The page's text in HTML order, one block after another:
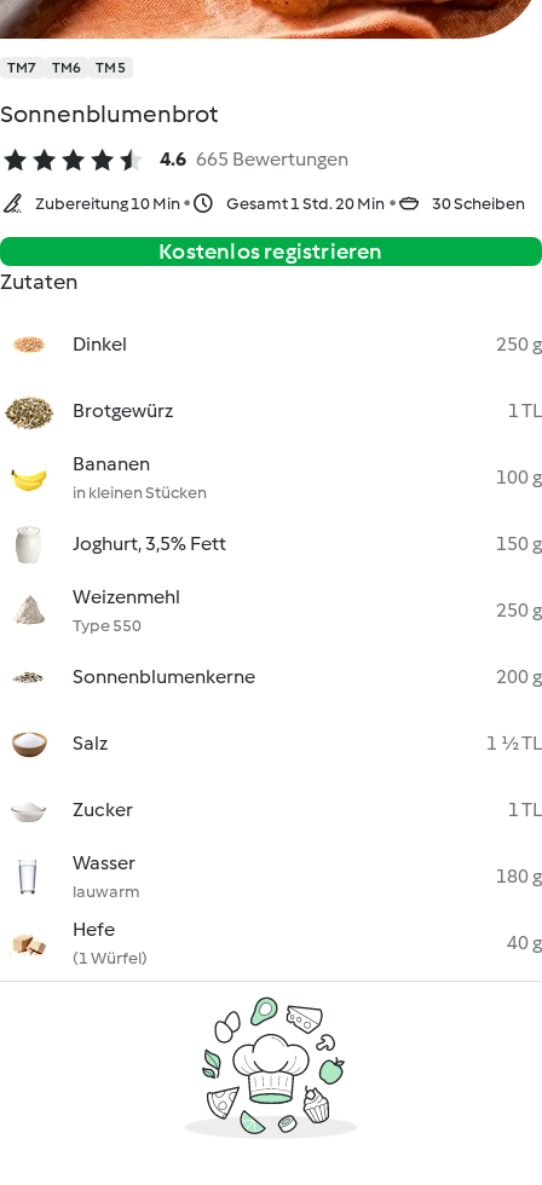
TM7 TM6 TM5
Sonnenblumenbrot
4.6 665 Bewertungen
Zubereitung 10 Min Gesamt 1 Std. 20 Min 30 Scheiben
Kostenlos registrieren
Zutaten
Dinkel 250 g
Brotgewürz 1 TL
Bananen
in kleinen Stücken
100 g
Joghurt, 3,5% Fett 150 g
Weizenmehl
Type 550
250 g
Sonnenblumenkerne 200 g
Salz 1 ½ TL
Zucker 1 TL
Wasser
lauwarm
180 g
Hefe
(1 Würfel)
40 g